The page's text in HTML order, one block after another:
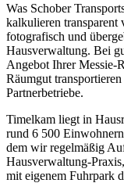
Was Schober
kalkulieren
fotografisch und
Hausverwaltung. Bei
Angebot Ihrer Messie-
Räumgut
Partnerbetriebe.
Timelkam liegt in
rund 6 500
dem wir regelmäßig
Hausverwaltung-
mit eigenem Fuhrpark